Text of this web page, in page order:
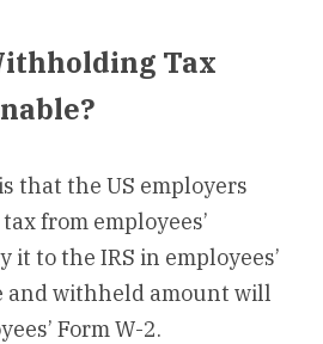
Tax
that the US employers
from employees’
it to the IRS in employees’
and withheld amount will
Form W-2.